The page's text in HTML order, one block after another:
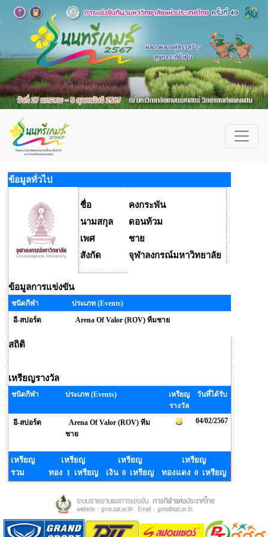
ข้อมูลทั่วไป
ชื่อ
คงกระพัน
นามสกุล
ดอนท้วม
เพศ
ชาย
สังกัด
จุฬาลงกรณ์มหาวิทยาลัย
ข้อมูลการแข่งขัน
ชนิดกีฬา
ประเภท (Events)
อี-สปอร์ต
Arena Of Valor (ROV) ทีมชาย
สถิติ
เหรียญรางวัล
ชนิดกีฬา ประเภท (Events)
เหรียญ
รางวัล
วันที่ได้รับ
อี-สปอร์ต
Arena Of Valor (ROV) ทีม
ชาย
04/02/2567
เหรียญ
รวม
เหรียญ
ทอง 1 เหรียญ
เหรียญ
เงิน 0 เหรียญ
เหรียญ
ทองแดง 0 เหรียญ